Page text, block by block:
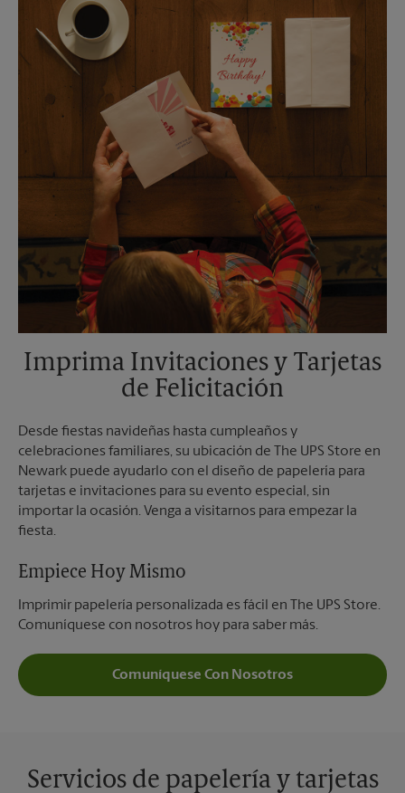
Imprima Invitaciones y Tarjetas
de Felicitación
Desde fiestas navideñas hasta cumpleaños y
celebraciones familiares, su ubicación de The UPS Store en
Newark puede ayudarlo con el diseño de papelería para
tarjetas e invitaciones para su evento especial, sin
importar la ocasión. Venga a visitarnos para empezar la
fiesta.
Empiece Hoy Mismo
Imprimir papelería personalizada es fácil en The UPS Store.
Comuníquese con nosotros hoy para saber más.
Comuníquese Con Nosotros
Servicios de papelería y tarjetas